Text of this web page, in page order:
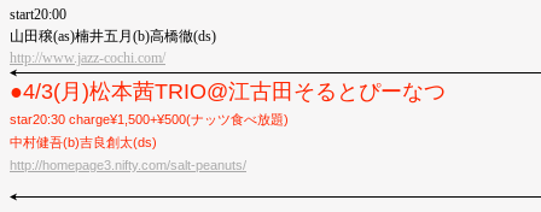
start20:00
山田穣(as)楠井五月(b)高橋徹(ds)
http://www.jazz-cochi.com/
●4/3(月)松本茜TRIO@江古田そるとぴーなつ
star20:30 charge¥1,500+¥500(ナッツ食べ放題)
中村健吾(b)吉良創太(ds)
http://homepage3.nifty.com/salt-peanuts/